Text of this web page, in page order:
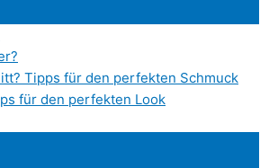
Tipps für den perfekten Schmuck
für den perfekten Look